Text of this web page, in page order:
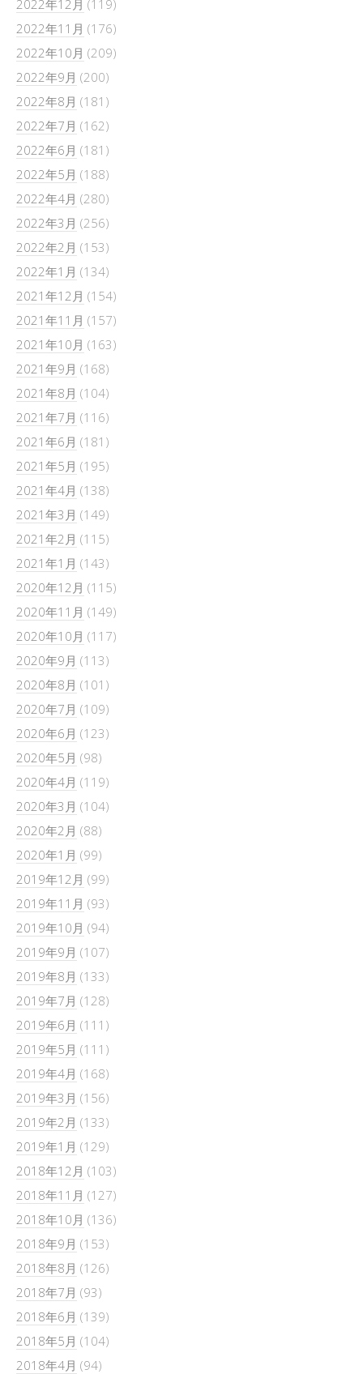
2022年12月 (119)
2022年11月 (176)
2022年10月 (209)
2022年9月 (200)
2022年8月 (181)
2022年7月 (162)
2022年6月 (181)
2022年5月 (188)
2022年4月 (280)
2022年3月 (256)
2022年2月 (153)
2022年1月 (134)
2021年12月 (154)
2021年11月 (157)
2021年10月 (163)
2021年9月 (168)
2021年8月 (104)
2021年7月 (116)
2021年6月 (181)
2021年5月 (195)
2021年4月 (138)
2021年3月 (149)
2021年2月 (115)
2021年1月 (143)
2020年12月 (115)
2020年11月 (149)
2020年10月 (117)
2020年9月 (113)
2020年8月 (101)
2020年7月 (109)
2020年6月 (123)
2020年5月 (98)
2020年4月 (119)
2020年3月 (104)
2020年2月 (88)
2020年1月 (99)
2019年12月 (99)
2019年11月 (93)
2019年10月 (94)
2019年9月 (107)
2019年8月 (133)
2019年7月 (128)
2019年6月 (111)
2019年5月 (111)
2019年4月 (168)
2019年3月 (156)
2019年2月 (133)
2019年1月 (129)
2018年12月 (103)
2018年11月 (127)
2018年10月 (136)
2018年9月 (153)
2018年8月 (126)
2018年7月 (93)
2018年6月 (139)
2018年5月 (104)
2018年4月 (94)